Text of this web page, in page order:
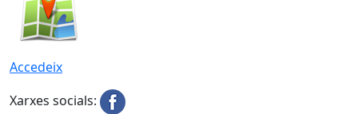
Accedeix
Xarxes socials: